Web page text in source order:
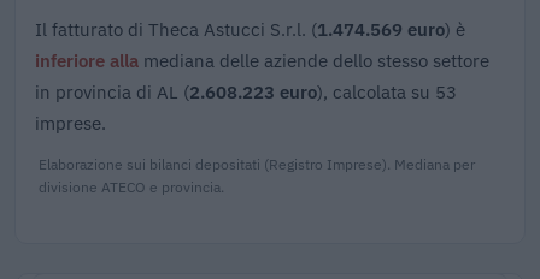
Il fatturato di Theca Astucci S.r.l. (1.474.569 euro) è
inferiore alla mediana delle aziende dello stesso settore
in provincia di AL (2.608.223 euro), calcolata su 53
imprese.
Elaborazione sui bilanci depositati (Registro Imprese). Mediana per
divisione ATECO e provincia.